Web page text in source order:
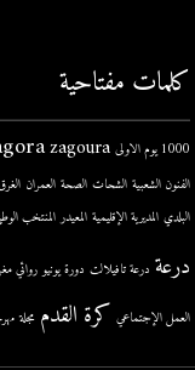
كلمات مفتاحية
1000 يوم الاولى zagoura
الفنون الشعبية الشحات الصحة العمران الغرق
البلدي المديرية الإقليمية المعيدر المنتخب
درعة درعة تافيلالت دورة يونيو روائي
العمل الإجتماعي كرة القدم مجلة